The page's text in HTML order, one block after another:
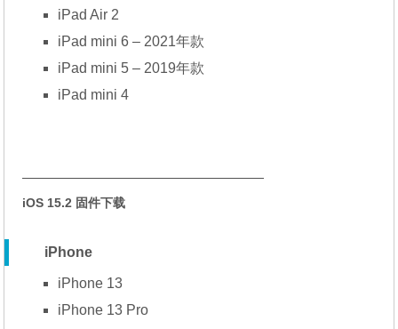
iPad Air 2
iPad mini 6 – 2021年款
iPad mini 5 – 2019年款
iPad mini 4
—————————————————
iOS 15.2 固件下载
iPhone
iPhone 13
iPhone 13 Pro